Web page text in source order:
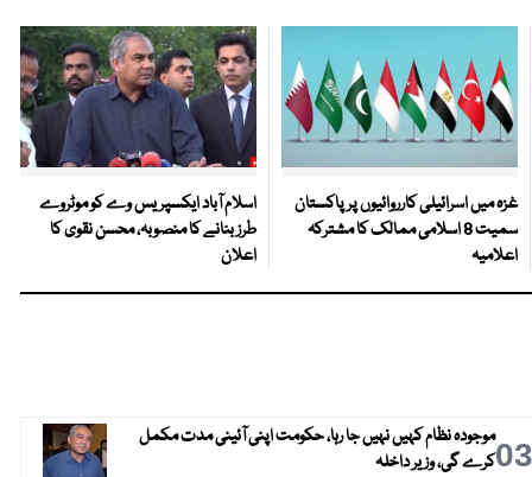
غزہ میں اسرائیلی کارروائیوں پر پاکستان
سمیت 8 اسلامی ممالک کا مشترکہ
اعلامیہ
اسلام آباد ایکسپریس وے کو موٹروے
طرز بنانے کا منصوبہ، محسن نقوی کا
اعلان
03موجودہ نظام کہیں نہیں جا رہا، حکومت اپنی آئینی مدت مکمل
کرے گی، وزیر داخلہ